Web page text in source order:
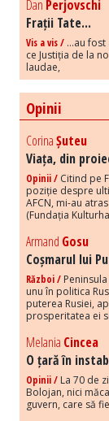
Dan Perjovschi
Frații Tate...
Vis a vis / ...au
ce Justiția de la
laudae,
Opinii
CorinaȘuteu
Viața, din
Opinii / Citind pe
poziție despre
AFCN, mi-au
(Fundația
Armand Gosu
Coșmarul lui
Război /
unu în politica
puterea Rusiei,
prosperitatea ei
Melania Cincea
O țară în
Opinii / La 70 de
Bolojan, nici
guvern, care să